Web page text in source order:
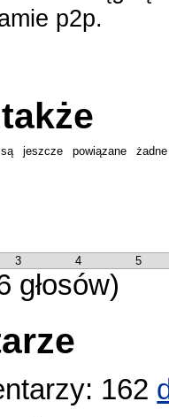
p2p.
jeszcze powiązane żadne
3 4 5
głosów)
162